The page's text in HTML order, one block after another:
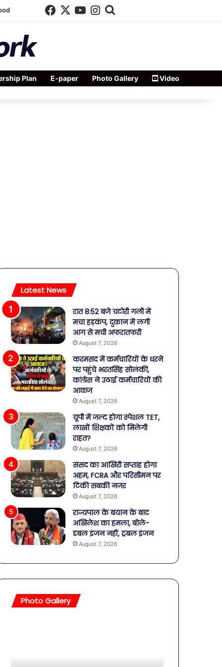
Facebook
X YouTube
Instagram
Plan E-paper Photo Gallery Video
Latest News
रात 8:52 बजे चटोरी गली में
मचा हड़कंप, दुकान में लगी
आग से मची अफरातफरी
August 7, 2026
करमसद में कर्मचारियों के धरने
पर पहुंचे भरतसिंह सोलंकी,
कांग्रेस ने उठाई कर्मचारियों की
आवाज
August 7, 2026
यूपी में जल्द होगा स्पेशल TET,
लाखों शिक्षकों को मिलेगी
राहत?
August 7, 2026
संसद का आखिरी सप्ताह होगा
अहम, FCRA और परिसीमन पर
टिकी सबकी नजर
August 7, 2026
राज्यपाल के बयान के बाद
अखिलेश का हमला, बोले-
डबल इंजन नहीं, ट्रबल इंजन
August 7, 2026
Photo Gallery